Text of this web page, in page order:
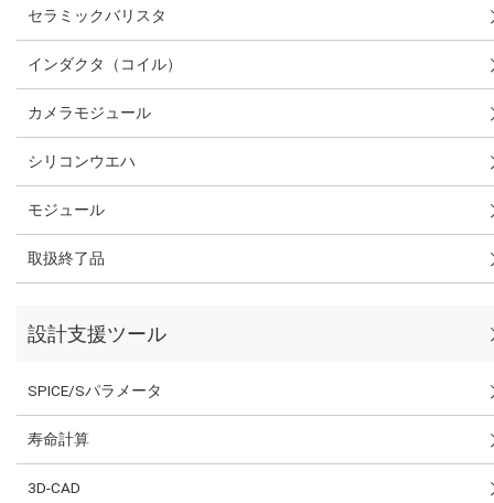
セラミックバリスタ
インダクタ（コイル）
カメラモジュール
シリコンウエハ
モジュール
取扱終了品
設計支援ツール
SPICE/Sパラメータ
寿命計算
3D-CAD